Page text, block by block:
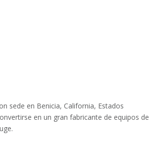
sede en Benicia, California, Estados
en un gran fabricante de equipos de